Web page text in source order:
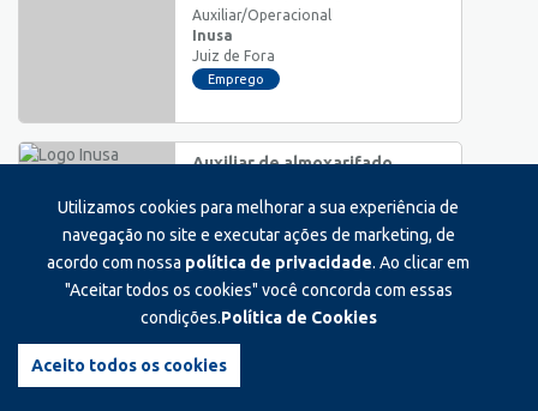
Auxiliar/Operacional
Inusa
Juiz de Fora
Emprego
Auxiliar de almoxarifado
Inusa
Juiz de Fora
Emprego
Auxiliar/Operacional
Utilizamos cookies para melhorar a sua experiência de
navegação no site e executar ações de marketing, de
acordo com nossa política de privacidade. Ao clicar em
"Aceitar todos os cookies" você concorda com essas
condições.Política de Cookies
Aceito todos os cookies